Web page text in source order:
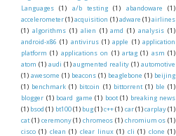
Languages
(1) a/b testing (1) abandoware
(1)
accelerometer(1) acquisition (1) adware (1)airlines
(1) algorithms (1) alien (1) amd (1) analysis (1)
android-x86 (1) antivirus (1) apple (1) application
platform (1) applications on (1) artag (1) asm (1)
atom (1) audi (1) augmented reality (1) automotive
(1) awesome (1) beacons (1) beaglebone (1) beijing
(1) benchmark (1) bitcoin (1) bittorrent (1) ble (1)
blogger (1) board game (1) boot (1) breaking news
(1) bsod (1) bt100 (1) bug(1) c++ (1) car (1) carplay(1)
cat (1) ceremony (1) chromeos (1) chromium os (1)
cisco (1) clean (1) clear linux (1) cli (1) clone (1)